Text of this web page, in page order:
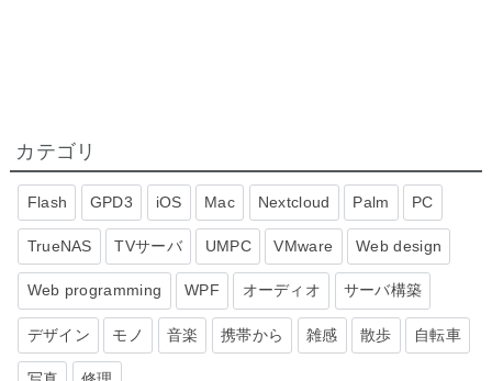
カテゴリ
Flash GPD3 iOS Mac Nextcloud Palm PC
TrueNAS TVサーバ UMPC VMware Web design
Web programming WPF オーディオ サーバ構築
デザイン モノ 音楽 携帯から 雑感 散歩 自転車